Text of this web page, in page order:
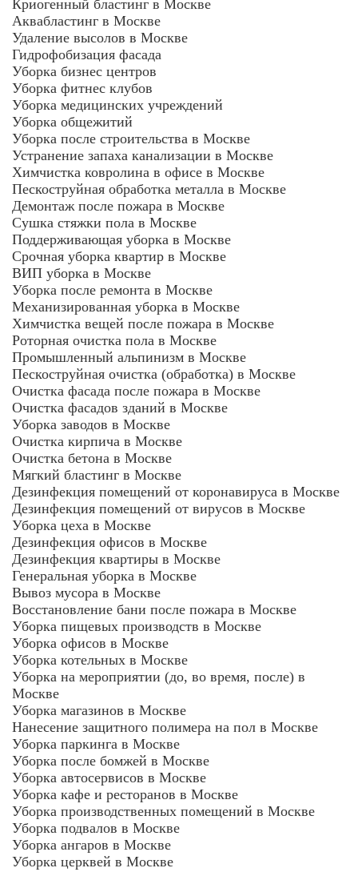
Криогенный бластинг в Москве
Аквабластинг в Москве
Удаление высолов в Москве
Гидрофобизация фасада
Уборка бизнес центров
Уборка фитнес клубов
Уборка медицинских учреждений
Уборка общежитий
Уборка после строительства в Москве
Устранение запаха канализации в Москве
Химчистка ковролина в офисе в Москве
Пескоструйная обработка металла в Москве
Демонтаж после пожара в Москве
Сушка стяжки пола в Москве
Поддерживающая уборка в Москве
Срочная уборка квартир в Москве
ВИП уборка в Москве
Уборка после ремонта в Москве
Механизированная уборка в Москве
Химчистка вещей после пожара в Москве
Роторная очистка пола в Москве
Промышленный альпинизм в Москве
Пескоструйная очистка (обработка) в Москве
Очистка фасада после пожара в Москве
Очистка фасадов зданий в Москве
Уборка заводов в Москве
Очистка кирпича в Москве
Очистка бетона в Москве
Мягкий бластинг в Москве
Дезинфекция помещений от коронавируса в Москве
Дезинфекция помещений от вирусов в Москве
Уборка цеха в Москве
Дезинфекция офисов в Москве
Дезинфекция квартиры в Москве
Генеральная уборка в Москве
Вывоз мусора в Москве
Восстановление бани после пожара в Москве
Уборка пищевых производств в Москве
Уборка офисов в Москве
Уборка котельных в Москве
Уборка на мероприятии (до, во время, после) в
Москве
Уборка магазинов в Москве
Нанесение защитного полимера на пол в Москве
Уборка паркинга в Москве
Уборка после бомжей в Москве
Уборка автосервисов в Москве
Уборка кафе и ресторанов в Москве
Уборка производственных помещений в Москве
Уборка подвалов в Москве
Уборка ангаров в Москве
Уборка церквей в Москве